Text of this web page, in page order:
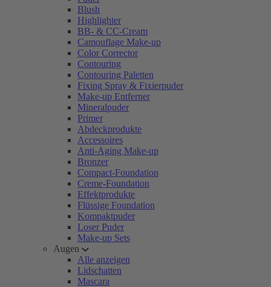
Blush
Highlighter
BB- & CC-Cream
Camouflage Make-up
Color Corrector
Contouring
Contouring Paletten
Fixing Spray & Fixierpuder
Make-up Entferner
Mineralpuder
Primer
Abdeckprodukte
Accessoires
Anti-Aging Make-up
Bronzer
Compact-Foundation
Creme-Foundation
Effektprodukte
Flüssige Foundation
Kompaktpuder
Loser Puder
Make-up Sets
Augen
Alle anzeigen
Lidschatten
Mascara